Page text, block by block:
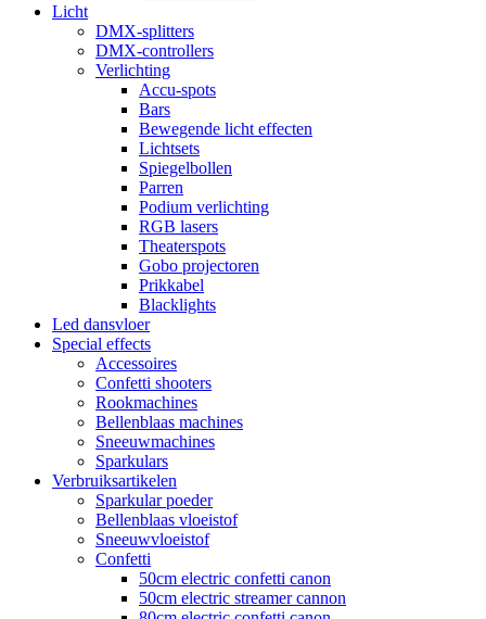
Licht
DMX-splitters
DMX-controllers
Verlichting
Accu-spots
Bars
Bewegende licht effecten
Lichtsets
Spiegelbollen
Parren
Podium verlichting
RGB lasers
Theaterspots
Gobo projectoren
Prikkabel
Blacklights
Led dansvloer
Special effects
Accessoires
Confetti shooters
Rookmachines
Bellenblaas machines
Sneeuwmachines
Sparkulars
Verbruiksartikelen
Sparkular poeder
Bellenblaas vloeistof
Sneeuwvloeistof
Confetti
50cm electric confetti canon
50cm electric streamer cannon